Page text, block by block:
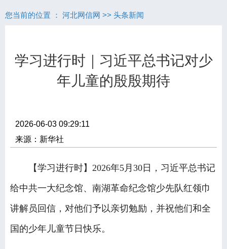
您当前的位置 ： 河北网信网 >> 头条新闻
学习进行时｜习近平总书记对少
年儿童的殷殷期待
2026-06-03 09:29:11
来源：新华社
【学习进行时】2026年5月30日，习近平总书记
给中共一大纪念馆、南湖革命纪念馆少先队红领巾
讲解员回信，对他们予以亲切勉励，并祝他们和全
国的少年儿童节日快乐。